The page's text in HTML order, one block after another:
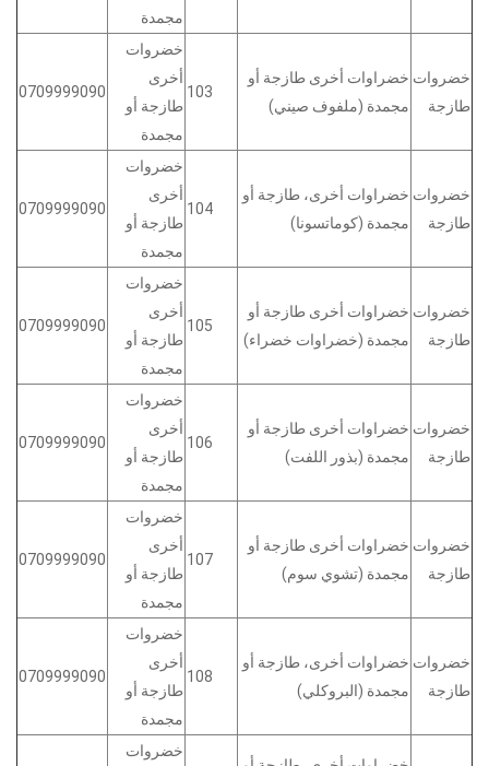
مجمدة
0709999090
خضروات
أخرى
طازجة أو
مجمدة
103
خضراوات أخرى طازجة أو
مجمدة (ملفوف صيني)
خضروات
طازجة
0709999090
خضروات
أخرى
طازجة أو
مجمدة
104
خضراوات أخرى، طازجة أو
مجمدة (كوماتسونا)
خضروات
طازجة
0709999090
خضروات
أخرى
طازجة أو
مجمدة
105
خضراوات أخرى طازجة أو
مجمدة (خضراوات خضراء)
خضروات
طازجة
0709999090
خضروات
أخرى
طازجة أو
مجمدة
106
خضراوات أخرى طازجة أو
مجمدة (بذور اللفت)
خضروات
طازجة
0709999090
خضروات
أخرى
طازجة أو
مجمدة
107
خضراوات أخرى طازجة أو
مجمدة (تشوي سوم)
خضروات
طازجة
0709999090
خضروات
أخرى
طازجة أو
مجمدة
108
خضراوات أخرى، طازجة أو
مجمدة (البروكلي)
خضروات
طازجة
خضروات